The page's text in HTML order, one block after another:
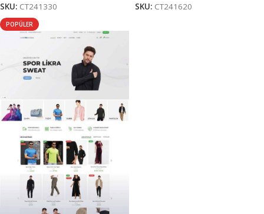
SKU: CT241330 SKU: CT241620
POPÜLER